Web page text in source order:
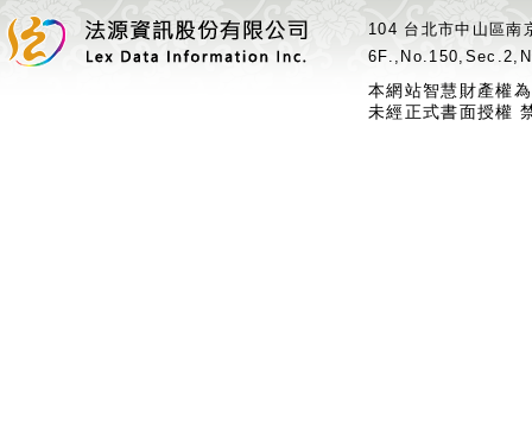
104 台北市中山區
本網站智慧財產權
未經正式書面授權